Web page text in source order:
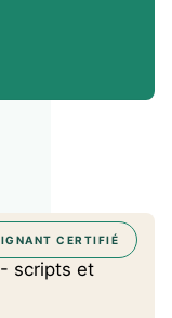
- scripts et
CERTIFIÉ